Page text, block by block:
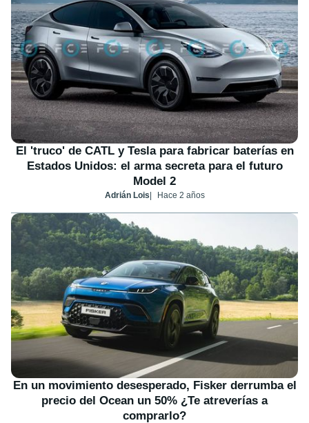
El 'truco' de CATL y Tesla para fabricar baterías en
Estados Unidos: el arma secreta para el futuro
Model 2
Adrián Lois Hace 2 años
En un movimiento desesperado, Fisker derrumba el
precio del Ocean un 50% ¿Te atreverías a
comprarlo?